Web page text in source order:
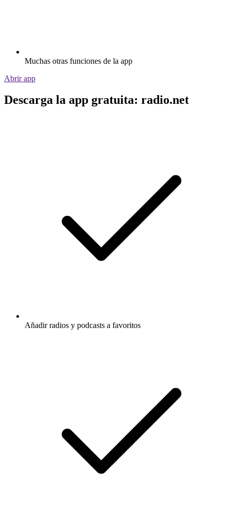
Muchas otras funciones de la app
Abrir app
Descarga la app gratuita: radio.net
Añadir radios y podcasts a favoritos